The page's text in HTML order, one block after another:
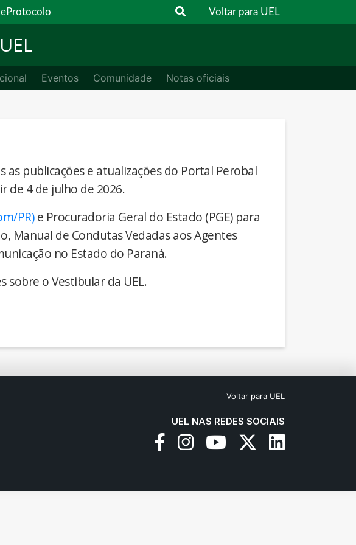
eProtocolo Voltar para UEL
Eventos Comunidade Notas oficiais
as publicações e atualizações do Portal Perobal
de 4 de julho de 2026.
PR)e Procuradoria Geral do Estado (PGE) para
Manual de Condutas Vedadas aos Agentes
no Estado do Paraná.
sobre o Vestibular da UEL.
Voltar para UEL
UEL NAS REDES SOCIAIS